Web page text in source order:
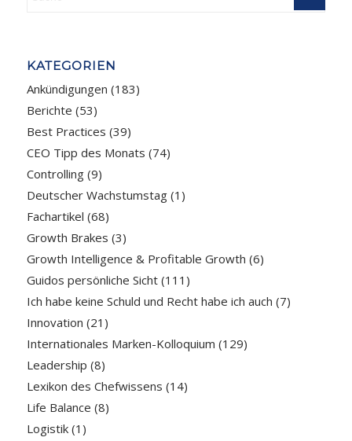
KATEGORIEN
Ankündigungen (183)
Berichte (53)
Best Practices (39)
CEO Tipp des Monats (74)
Controlling(9)
Deutscher Wachstumstag(1)
Fachartikel (68)
Growth Brakes (3)
Growth Intelligence & Profitable Growth (6)
Guidos persönliche Sicht(111)
Ich habe keine Schuld und Recht habe ich auch (7)
Innovation (21)
Internationales Marken-Kolloquium (129)
Leadership (8)
Lexikon des Chefwissens (14)
Life Balance (8)
Logistik(1)